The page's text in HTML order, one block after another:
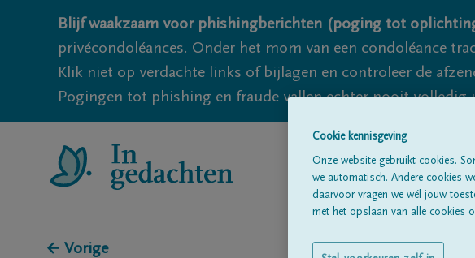
Blijf waakzaam voor phishingberichten (poging tot
privécondoléances. Onder het mom van een condoléance
Klik niet op verdachte links of bijlagen en controleer de
Pogingen tot phishing en fraude vallen echter nooit
← Vorige
Cookie kennisgeving
Onze website gebruikt cookies.
we automatisch. Andere cookies
daarvoor vragen we wél jouw
met het opslaan van alle cookies